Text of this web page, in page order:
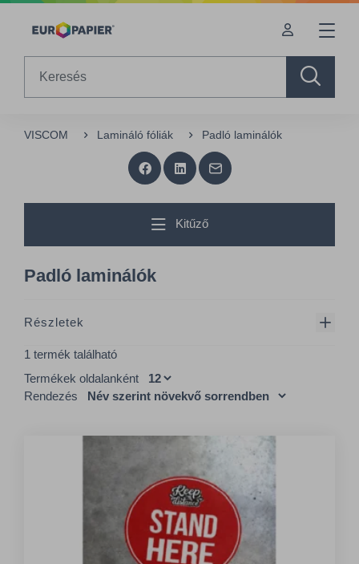
Table Of Content
VISCOM Lamináló fóliák Padló laminálók
Kitűző
Padló laminálók
Részletek
1 termék található
Termékek oldalanként
Rendezés